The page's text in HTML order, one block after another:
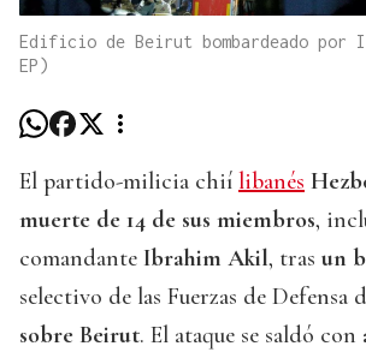
Edificio de Beirut bombardeado por
EP)
El partido-milicia chií libanés
muerte de 14 de sus miembros,
comandante Ibrahim Akil, tras un
selectivo de las Fuerzas de Defensa
sobre Beirut. El ataque se saldó con